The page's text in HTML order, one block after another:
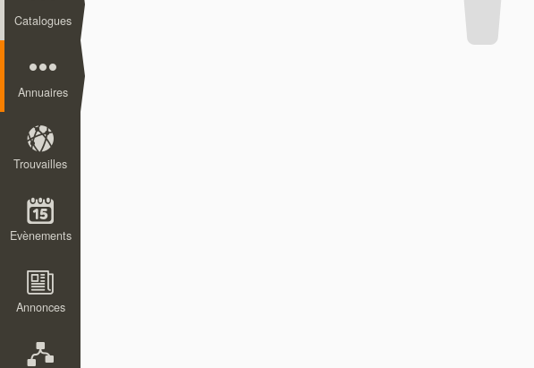
Catalogues
Annuaires
Trouvailles
Evènements
Annonces